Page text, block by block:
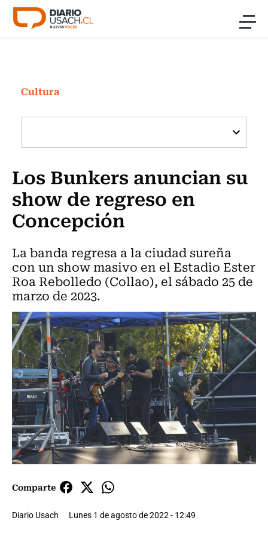
Click acá para ir directamente al contenido
Investigación
Cultura
Programas Radio y TV Usach
Cultura
Los Bunkers anuncian su
show de regreso en
Concepción
La banda regresa a la ciudad sureña
con un show masivo en el Estadio Ester
Roa Rebolledo (Collao), el sábado 25 de
marzo de 2023.
Comparte
Diario Usach Lunes 1 de agosto de 2022 - 12:49